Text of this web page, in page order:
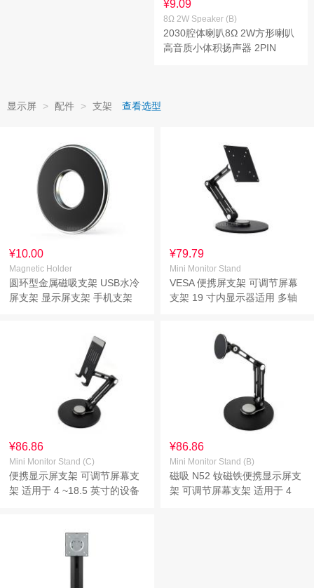
¥9.09
8Ω 2W Speaker (B)
2030腔体喇叭8Ω 2W方形喇叭
高音质小体积扬声器 2PIN
显示屏 > 配件 > 支架 查看选型
¥10.00
Magnetic Holder
圆环型金属磁吸支架 USB水冷
屏支架 显示屏支架 手机支架
¥79.79
Mini Monitor Stand
VESA 便携屏支架 可调节屏幕
支架 19 寸内显示器适用 多轴
¥86.86
Mini Monitor Stand (C)
便携显示屏支架 可调节屏幕支
架 适用于 4 ~18.5 英寸的设备
¥86.86
Mini Monitor Stand (B)
磁吸 N52 钕磁铁便携显示屏支
架 可调节屏幕支架 适用于 4